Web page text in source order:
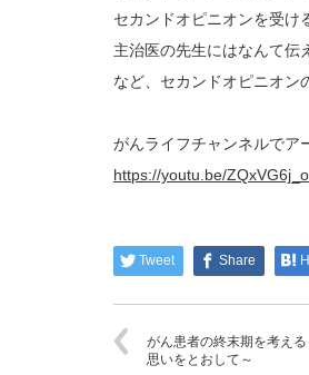
セカンドオピニオンを受け
主治医の先生にはなんて伝
など、セカンドオピニオン
がんライフチャンネルでア
https://youtu.be/
Tweet Share
がん患者の終末期を考え
思いをとおして～